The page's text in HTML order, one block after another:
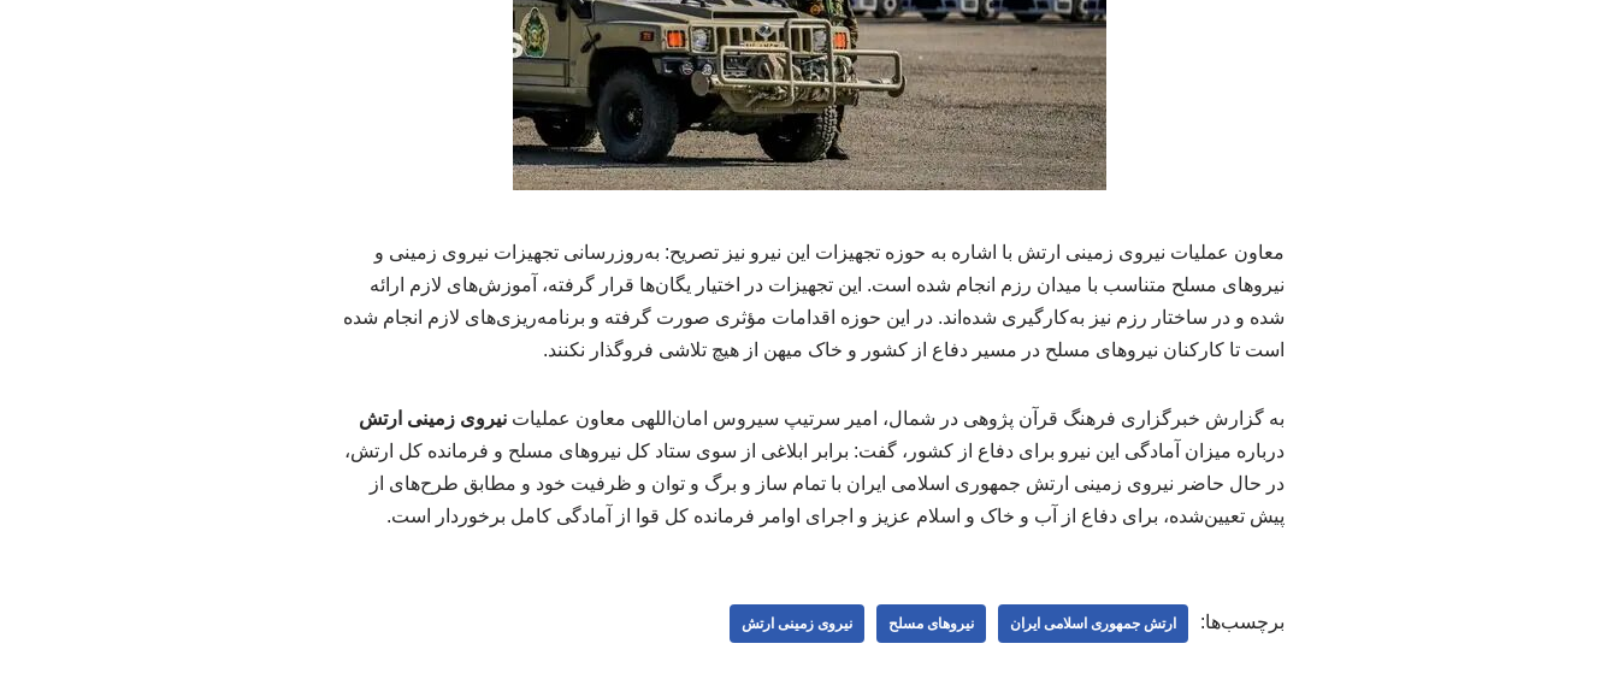
معاون عملیات نیروی زمینی ارتش با اشاره به حوزه تجهیزات این نیرو نیز تصریح: به‌روزرسانی تجهیزات نیروی زمینی و
نیروهای مسلح متناسب با میدان رزم انجام شده است. این تجهیزات در اختیار یگان‌ها قرار گرفته، آموزش‌های لازم ارائه
شده و در ساختار رزم نیز به‌کارگیری شده‌اند. در این حوزه اقدامات مؤثری صورت گرفته و برنامه‌ریزی‌های لازم انجام شده
است تا کارکنان نیروهای مسلح در مسیر دفاع از کشور و خاک میهن از هیچ تلاشی فروگذار نکنند.
به گزارش خبرگزاری فرهنگ قرآن پژوهی در شمال، امیر سرتیپ سیروس امان‌اللهی معاون عملیاتنیروی زمینی ارتش
درباره میزان آمادگی این نیرو برای دفاع از کشور، گفت: برابر ابلاغی از سوی ستاد کل نیروهای مسلح و فرمانده کل ارتش،
در حال حاضر نیروی زمینی ارتش جمهوری اسلامی ایران با تمام ساز و برگ و توان و ظرفیت خود و مطابق طرح‌های از
پیش تعیین‌شده، برای دفاع از آب و خاک و اسلام عزیز و اجرای اوامر فرمانده کل قوا از آمادگی کامل برخوردار است.
برچسب‌ها: ارتش جمهوری اسلامی ایران نیروهای مسلح نیروی زمینی ارتش